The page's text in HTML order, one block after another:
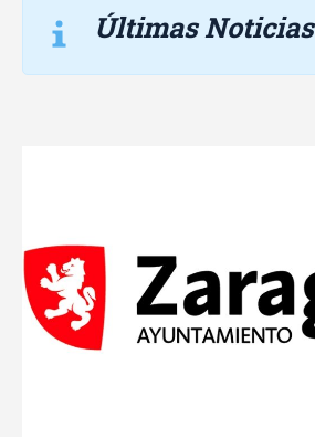
Últimas Noticias